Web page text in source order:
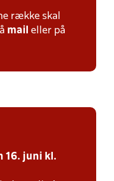
række skal
mail eller på
16. juni kl.